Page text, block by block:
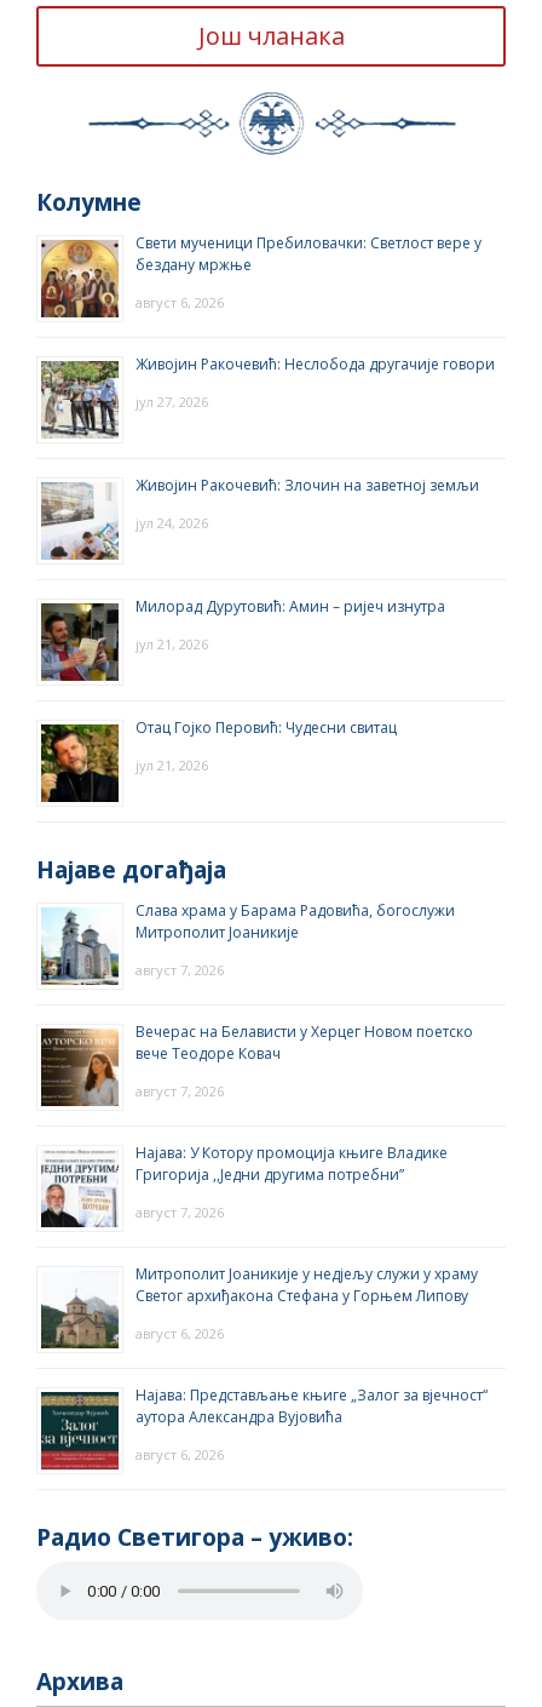
Још чланака
Колумне
Свети мученици Пребиловачки: Светлост вере у
бездану мржње
август 6, 2026
Живојин Ракочевић: Неслобода другачије говори
јул 27, 2026
Живојин Ракочевић: Злочин на заветној земљи
јул 24, 2026
Милорад Дурутовић: Амин – ријеч изнутра
јул 21, 2026
Отац Гојко Перовић: Чудесни свитац
јул 21, 2026
Најаве догађаја
Слава храма у Барама Радовића, богослужи
Митрополит Јоаникије
август 7, 2026
Вечерас на Белависти у Херцег Новом поетско
вече Теодоре Ковач
август 7, 2026
Најава: У Котору промоција књиге Владике
Григорија ,,Једни другима потребни”
август 7, 2026
Митрополит Јоаникије у недјељу служи у храму
Светог архиђакона Стефана у Горњем Липову
август 6, 2026
Најава: Представљање књиге „Залог за вјечност“
аутора Александра Вујовића
август 6, 2026
Радио Светигора – yживо:
Архива